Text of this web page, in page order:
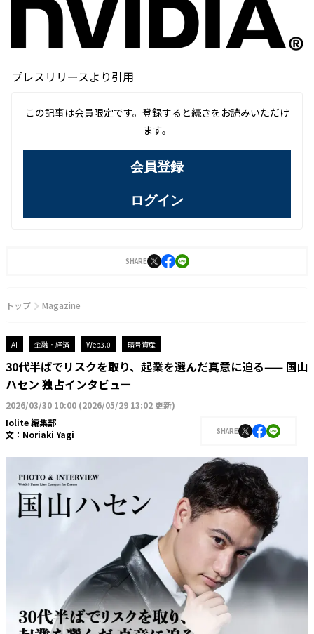
プレスリリースより引用
この記事は会員限定です。登録すると続きをお読みいただけ
ます。
会員登録
ログイン
SHARE
トップ Magazine
AI 金融・経済 Web3.0 暗号資産
30代半ばでリスクを取り、起業を選んだ真意に迫る—— 国山
ハセン 独占インタビュー
2026/03/30 10:00 (2026/05/29 13:02 更新)
Iolite 編集部
文： Noriaki Yagi SHARE